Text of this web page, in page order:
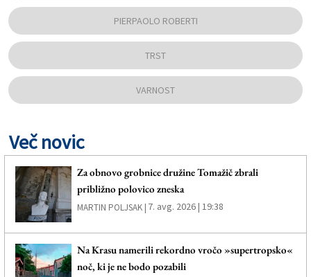
PIERPAOLO ROBERTI
TRST
VARNOST
Več novic
Za obnovo grobnice družine Tomažič zbrali
približno polovico zneska
MARTIN POLJSAK | 7. avg. 2026 | 19:38
Na Krasu namerili rekordno vročo »supertropsko«
noč, ki je ne bodo pozabili